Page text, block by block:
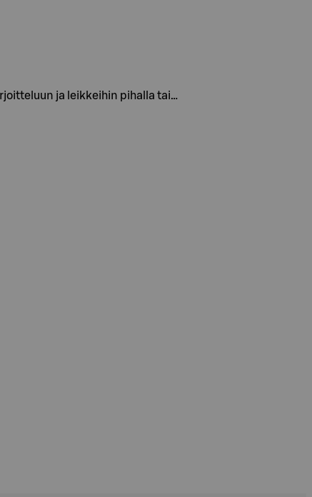
ja leikkeihin pihalla tai…